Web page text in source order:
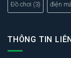
Đồ chơi (3) điện
THÔNG TIN